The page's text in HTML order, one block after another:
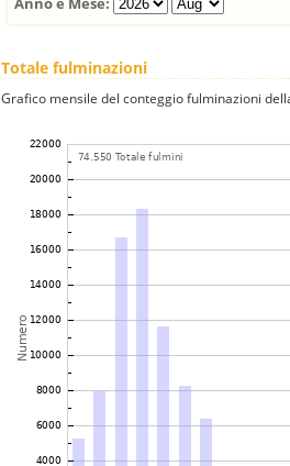
Totale fulminazioni
Grafico mensile del conteggio fulminazioni